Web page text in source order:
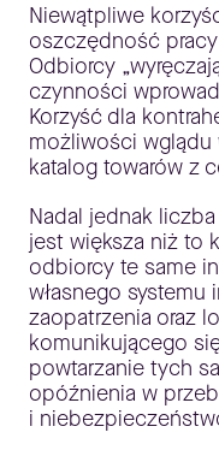
Niewątpliwe
oszczędność
Odbiorcy
czynności
Korzyść dla
możliwości
katalog towarów z
Nadal jednak
jest większa niż to
odbiorcy te same
własnego systemu
zaopatrzenia oraz
komunikującego
powtarzanie tych
opóźnienia w
i